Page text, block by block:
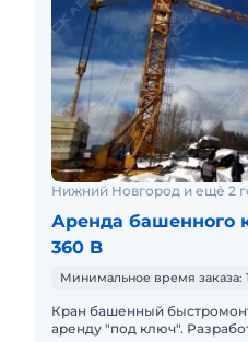
Нижний Новгород и ещё 2
Аренда башенного
360 B
Минимальное время заказа:
Кран башенный
аренду "под ключ".